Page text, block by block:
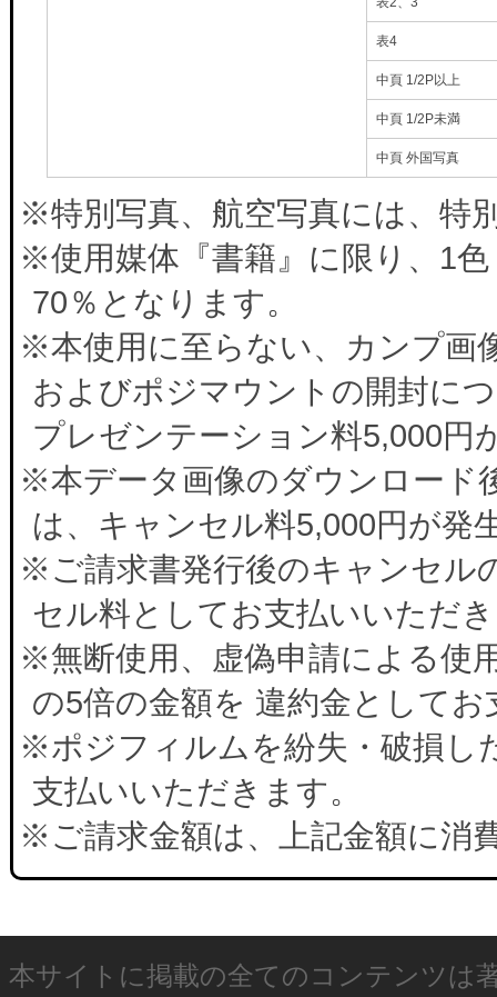
表4
中頁 1/2P以上
中頁 1/2P未満
中頁 外国写真
※特別写真、航空写真には、特
※使用媒体『書籍』に限り、1
70％となります。
※本使用に至らない、カンプ画
およびポジマウントの開封に
プレゼンテーション料5,000円
※本データ画像のダウンロード
は、キャンセル料5,000円が発
※ご請求書発行後のキャンセル
セル料としてお支払いいただ
※無断使用、虚偽申請による使
の5倍の金額を 違約金として
※ポジフィルムを紛失・破損し
支払いいただきます。
※ご請求金額は、上記金額に消
本サイトに掲載の全てのコンテンツは